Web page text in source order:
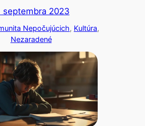
septembra 2023
Nepočujúcich, Kultúra
Nezaradené